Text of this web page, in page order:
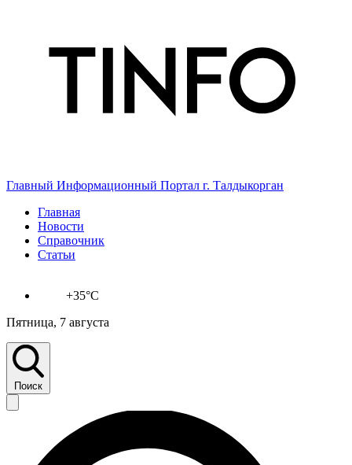
Главный Информационный Портал г. Талдыкорган
Главная
Новости
Справочник
Статьи
+35°C
Пятница, 7 августа
Поиск